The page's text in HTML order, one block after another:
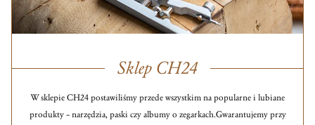
Sklep CH24
W sklepie CH24 postawiliśmy przede wszystkim na popularne i lubiane
produkty – narzędzia, paski czy albumy o zegarkach.Gwarantujemy przy